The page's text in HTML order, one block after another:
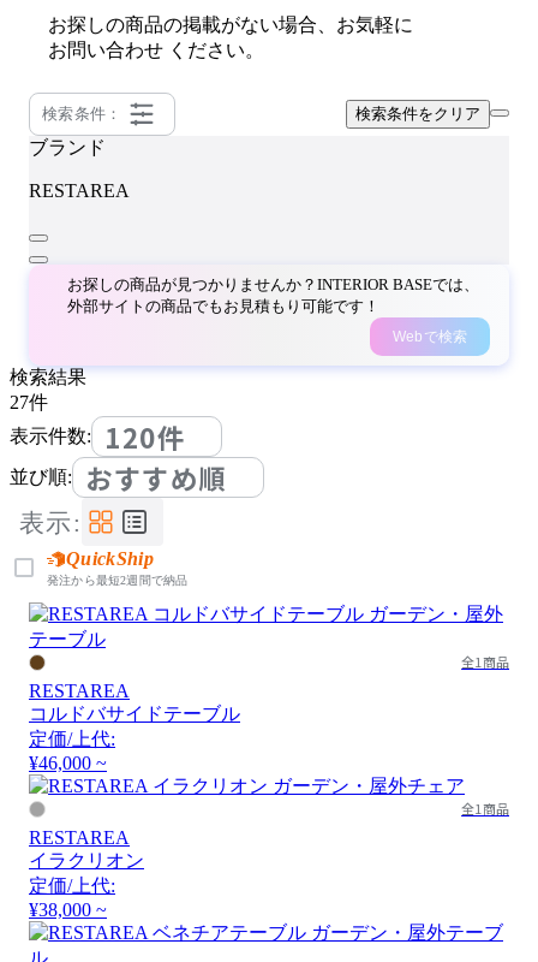
お探しの商品の掲載がない場合、お気軽に
お問い合わせ ください。
検索条件： 検索条件をクリア
ブランド
RESTAREA
お探しの商品が見つかりませんか？INTERIOR BASEでは、
外部サイトの商品でもお見積もり可能です！
Webで検索
検索結果
27件
表示件数:
120件
並び順: おすすめ順
表示:
QuickShip
発注から最短2週間で納品
全1商品
RESTAREA
コルドバサイドテーブル
定価/上代:
¥46,000 ~
全1商品
RESTAREA
イラクリオン
定価/上代:
¥38,000 ~